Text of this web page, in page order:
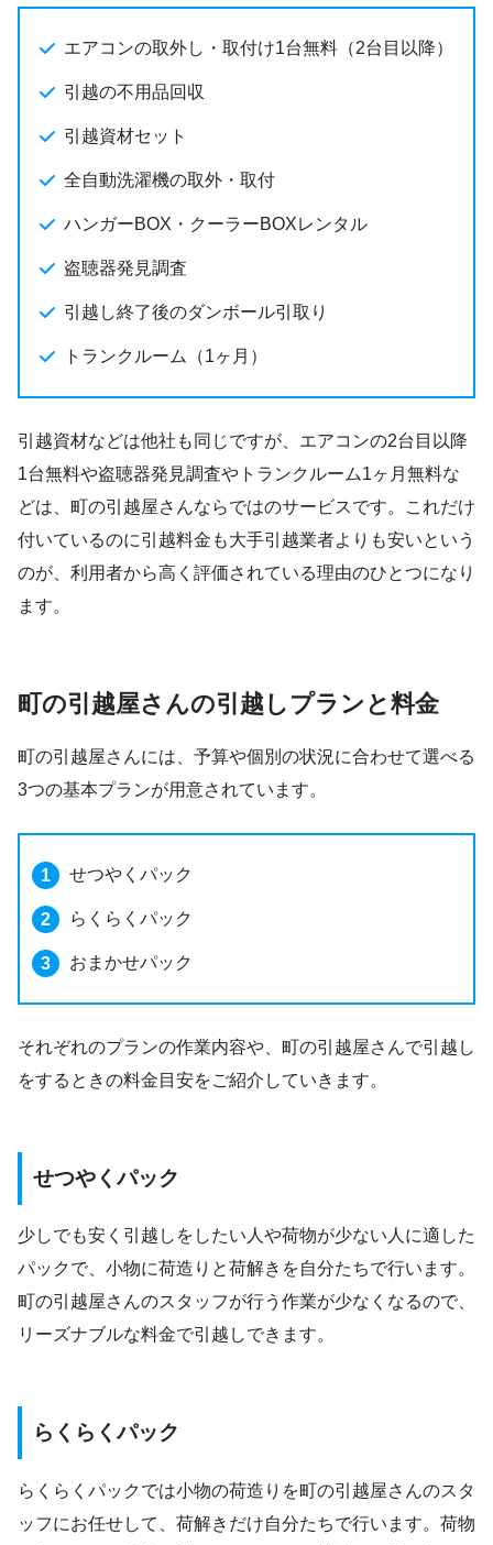
エアコンの取外し・取付け1台無料（2台目以降）
引越の不用品回収
引越資材セット
全自動洗濯機の取外・取付
ハンガーBOX・クーラーBOXレンタル
盗聴器発見調査
引越し終了後のダンボール引取り
トランクルーム（1ヶ月）
引越資材などは他社も同じですが、エアコンの2台目以降
1台無料や盗聴器発見調査やトランクルーム1ヶ月無料な
どは、町の引越屋さんならではのサービスです。これだけ
付いているのに引越料金も大手引越業者よりも安いという
のが、利用者から高く評価されている理由のひとつになり
ます。
町の引越屋さんの引越しプランと料金
町の引越屋さんには、予算や個別の状況に合わせて選べる
3つの基本プランが用意されています。
せつやくパック
らくらくパック
おまかせパック
それぞれのプランの作業内容や、町の引越屋さんで引越し
をするときの料金目安をご紹介していきます。
せつやくパック
少しでも安く引越しをしたい人や荷物が少ない人に適した
パックで、小物に荷造りと荷解きを自分たちで行います。
町の引越屋さんのスタッフが行う作業が少なくなるので、
リーズナブルな料金で引越しできます。
らくらくパック
らくらくパックでは小物の荷造りを町の引越屋さんのスタ
ッフにお任せして、荷解きだけ自分たちで行います。荷物